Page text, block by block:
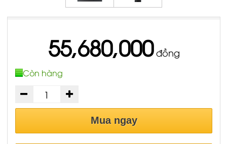
55,680,000đồng
Còn hàng
Mua ngay